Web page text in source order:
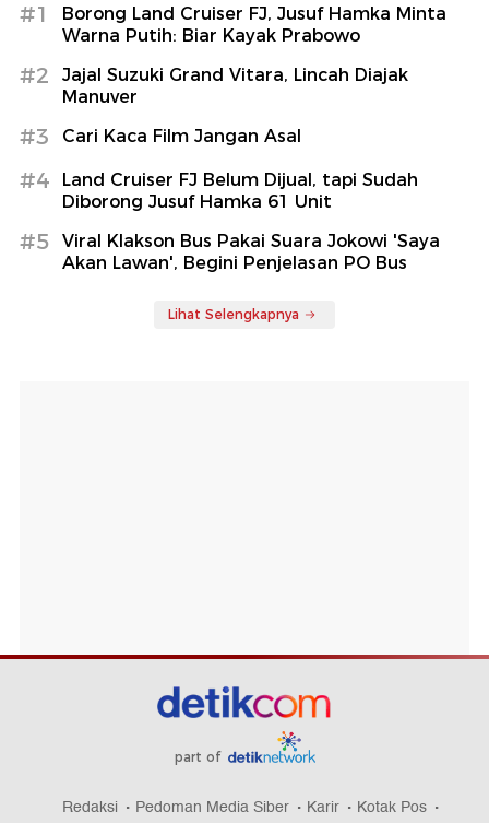
#1
Borong Land Cruiser FJ, Jusuf Hamka Minta
Warna Putih: Biar Kayak Prabowo
#2
Jajal Suzuki Grand Vitara, Lincah Diajak
Manuver
#3 Cari Kaca Film Jangan Asal
#4
Land Cruiser FJ Belum Dijual, tapi Sudah
Diborong Jusuf Hamka 61 Unit
#5
Viral Klakson Bus Pakai Suara Jokowi 'Saya
Akan Lawan', Begini Penjelasan PO Bus
Lihat Selengkapnya
part of
Redaksi Pedoman Media Siber Karir Kotak Pos